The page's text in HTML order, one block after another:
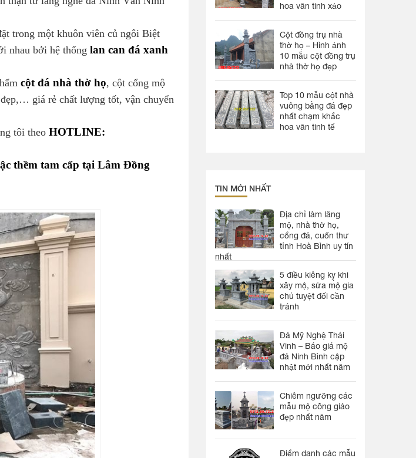
trong một khuôn viên củ ngôi Biệt
nhau bởi hệ thống lan can đá xanh
cột đá nhà thờ họ, cột cổng mộ
giá rẻ chất lượng tốt, vận chuyển
tôi theo HOTLINE:
thềm tam cấp tại Lâm Đồng
hoa văn tinh xảo
Cột đồng trụ nhà
thờ họ – Hình ảnh
10 mẫu cột đồng trụ
nhà thờ họ đẹp
Top 10 mẫu cột nhà
vuông bằng đá đẹp
nhất chạm khắc
hoa văn tinh tế
TIN MỚI NHẤT
Địa chỉ làm lăng
mộ, nhà thờ họ,
cổng đá, cuốn thư
tỉnh Hoà Bình uy tín
nhất
5 điều kiêng kỵ khi
xây mộ, sửa mộ gia
chủ tuyệt đối cần
tránh
Đá Mỹ Nghệ Thái
Vinh – Báo giá mộ
đá Ninh Bình cập
nhật mới nhất năm
Chiêm ngưỡng các
mẫu mộ công giáo
đẹp nhất năm
Điểm danh các mẫu